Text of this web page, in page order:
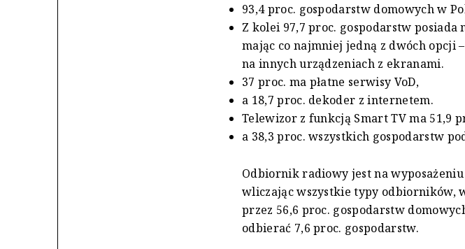
93,4 proc. gospodarstw domowych w
Z kolei 97,7 proc. gospodarstw
mając co najmniej jedną z dwóch
na innych urządzeniach z ekranami.
37 proc. ma płatne serwisy VoD,
a 18,7 proc. dekoder z internetem.
Telewizor z funkcją Smart TV ma 51,9
a 38,3 proc. wszystkich gospodarstw
Odbiornik radiowy jest na
wliczając wszystkie typy odbiorników,
przez 56,6 proc. gospodarstw
odbierać 7,6 proc. gospodarstw.